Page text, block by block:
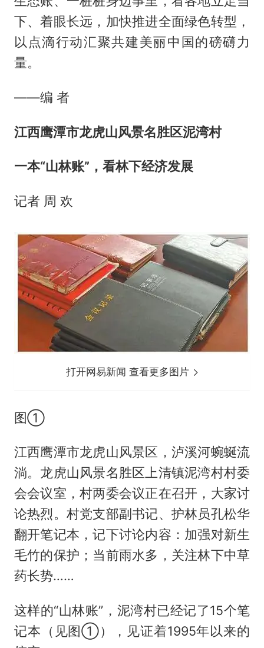
下、着眼长远，加快推进全面绿色转型，
以点滴行动汇聚共建美丽中国的磅礴力
量。
——编 者
江西鹰潭市龙虎山风景名胜区泥湾村
一本“山林账”，看林下经济发展
记者 周 欢
打开网易新闻 查看更多图片
图①
江西鹰潭市龙虎山风景区，泸溪河蜿蜒流
淌。龙虎山风景名胜区上清镇泥湾村村委
会会议室，村两委会议正在召开，大家讨
论热烈。村党支部副书记、护林员孔松华
翻开笔记本，记下讨论内容：加强对新生
毛竹的保护；当前雨水多，关注林下中草
药长势……
这样的“山林账”，泥湾村已经记了15个笔
记本（见图①），见证着1995年以来的